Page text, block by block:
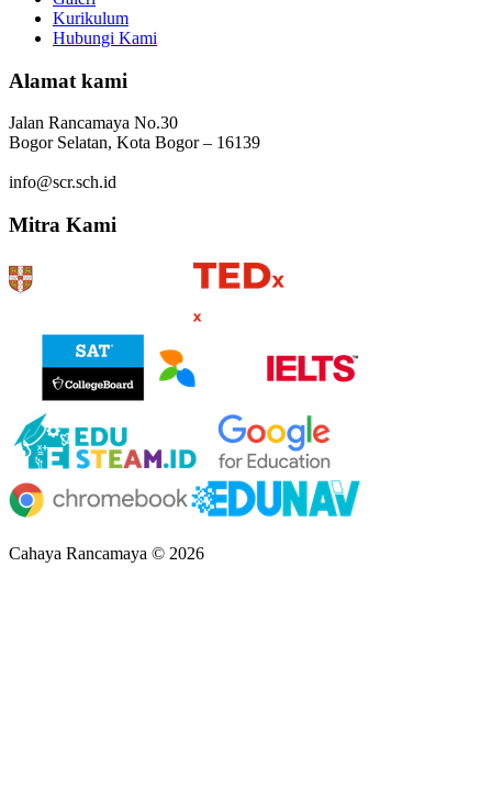
Kurikulum
Hubungi Kami
Alamat kami
Jalan Rancamaya No.30
Bogor Selatan, Kota Bogor – 16139
info@scr.sch.id
Mitra Kami
Cahaya Rancamaya © 2026